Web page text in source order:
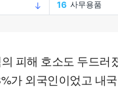
피해 호소도 두드러
가 외국인이었고 내